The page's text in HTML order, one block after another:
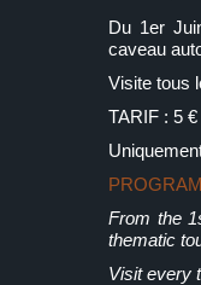
Du 1er
caveau
Visite tous
TARIF : 5
From the
thematic
Visit every